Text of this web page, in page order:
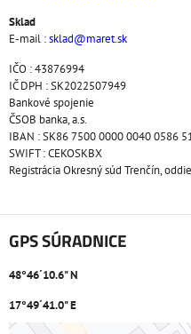
Sklad
E-mail :sklad@maret.sk
IČO : 43876994
IČ DPH : SK2022507949
Bankové spojenie
ČSOB banka, a.s.
IBAN : SK86 7500 0000 0040 0586
SWIFT : CEKOSKBX
Registrácia Okresný súd Trenčín,
GPS SÚRADNICE
48°46´10.6" N
17°49´41.0" E